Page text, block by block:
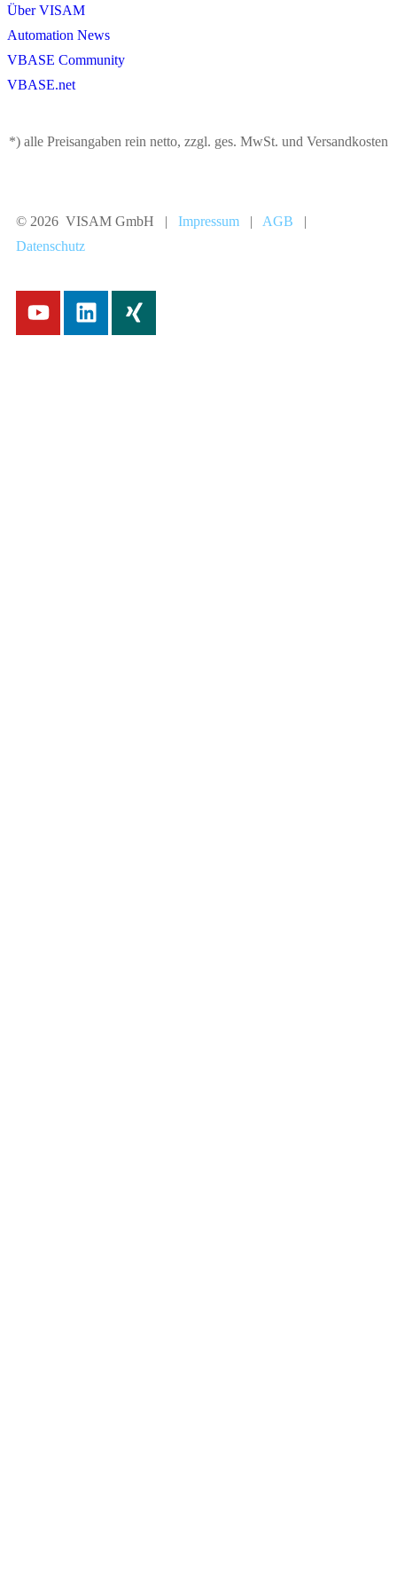
Über VISAM
Automation News
VBASE Community
VBASE.net
*) alle Preisangaben rein netto, zzgl. ges. MwSt. und Versandkosten
© 2026 VISAM GmbH | Impressum | AGB |
Datenschutz